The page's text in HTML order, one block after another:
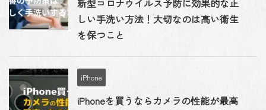
新型コロナウイルス予防に効果的な正
しい手洗い方法！大切なのは高い衛生
を保つこと
iPhone
iPhoneを買うならカメラの性能が最高